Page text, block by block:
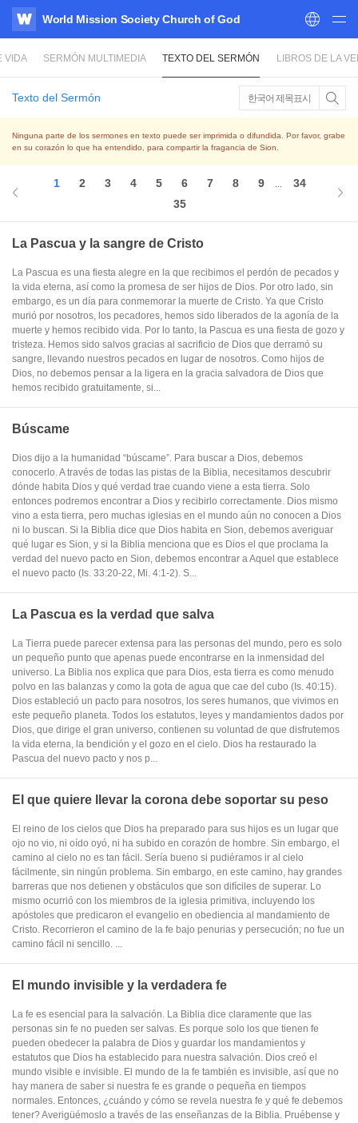
WATV
World Mission Society Church of God
VIDA SERMÓN MULTIMEDIA TEXTO DEL SERMÓN LIBROS DE LA
Texto del Sermón 한국어 제목표시
Ninguna parte de los sermones en texto puede ser imprimida o difundida. Por favor, grabe
en su corazón lo que ha entendido, para compartir la fragancia de Sion.
1 2 3 4 5 6 7 8 9
34
35
La Pascua y la sangre de Cristo
La Pascua es una fiesta alegre en la que recibimos el perdón de pecados y
la vida eterna, así como la promesa de ser hijos de Dios. Por otro lado, sin
embargo, es un día para conmemorar la muerte de Cristo. Ya que Cristo
murió por nosotros, los pecadores, hemos sido liberados de la agonía de la
muerte y hemos recibido vida. Por lo tanto, la Pascua es una fiesta de gozo y
tristeza. Hemos sido salvos gracias al sacrificio de Dios que derramó su
sangre, llevando nuestros pecados en lugar de nosotros. Como hijos de
Dios, no debemos pensar a la ligera en la gracia salvadora de Dios que
hemos recibido gratuitamente, si...
Búscame
Dios dijo a la humanidad “búscame”. Para buscar a Dios, debemos
conocerlo. A través de todas las pistas de la Biblia, necesitamos descubrir
dónde habita Dios y qué verdad trae cuando viene a esta tierra. Solo
entonces podremos encontrar a Dios y recibirlo correctamente. Dios mismo
vino a esta tierra, pero muchas iglesias en el mundo aún no conocen a Dios
ni lo buscan. Si la Biblia dice que Dios habita en Sion, debemos averiguar
qué lugar es Sion, y si la Biblia menciona que es Dios el que proclama la
verdad del nuevo pacto en Sion, debemos encontrar a Aquel que establece
el nuevo pacto (Is. 33:20-22, Mi. 4:1-2). S...
La Pascua es la verdad que salva
La Tierra puede parecer extensa para las personas del mundo, pero es solo
un pequeño punto que apenas puede encontrarse en la inmensidad del
universo. La Biblia nos explica que para Dios, esta tierra es como menudo
polvo en las balanzas y como la gota de agua que cae del cubo (Is. 40:15).
Dios estableció un pacto para nosotros, los seres humanos, que vivimos en
este pequeño planeta. Todos los estatutos, leyes y mandamientos dados por
Dios, que dirige el gran universo, contienen su voluntad de que disfrutemos
la vida eterna, la bendición y el gozo en el cielo. Dios ha restaurado la
Pascua del nuevo pacto y nos p...
El que quiere llevar la corona debe soportar su peso
El reino de los cielos que Dios ha preparado para sus hijos es un lugar que
ojo no vio, ni oído oyó, ni ha subido en corazón de hombre. Sin embargo, el
camino al cielo no es tan fácil. Sería bueno si pudiéramos ir al cielo
fácilmente, sin ningún problema. Sin embargo, en este camino, hay grandes
barreras que nos detienen y obstáculos que son difíciles de superar. Lo
mismo ocurrió con los miembros de la iglesia primitiva, incluyendo los
apóstoles que predicaron el evangelio en obediencia al mandamiento de
Cristo. Recorrieron el camino de la fe bajo penurias y persecución; no fue un
camino fácil ni sencillo. ...
El mundo invisible y la verdadera fe
La fe es esencial para la salvación. La Biblia dice claramente que las
personas sin fe no pueden ser salvas. Es porque solo los que tienen fe
pueden obedecer la palabra de Dios y guardar los mandamientos y
estatutos que Dios ha establecido para nuestra salvación. Dios creó el
mundo visible e invisible. El mundo de la fe también es invisible, así que no
hay manera de saber si nuestra fe es grande o pequeña en tiempos
normales. Entonces, ¿cuándo y cómo se revela nuestra fe y qué fe debemos
tener? Averigüémoslo a través de las enseñanzas de la Biblia. Pruébense y